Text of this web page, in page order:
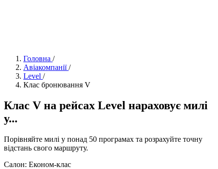
Головна /
Авіакомпанії /
Level /
Клас бронювання V
Клас V на рейсах Level нараховує милі
у...
Порівняйте милі у понад 50 програмах та розрахуйте точну
відстань свого маршруту.
Салон: Економ-клас